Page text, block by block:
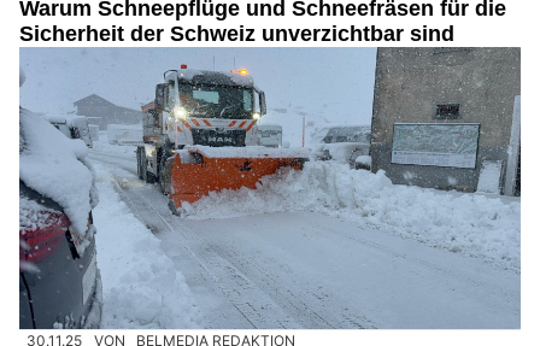
Warum Schneepflüge und Schneefräsen für die
Sicherheit der Schweiz unverzichtbar sind
30.11.25 VON BELMEDIA REDAKTION